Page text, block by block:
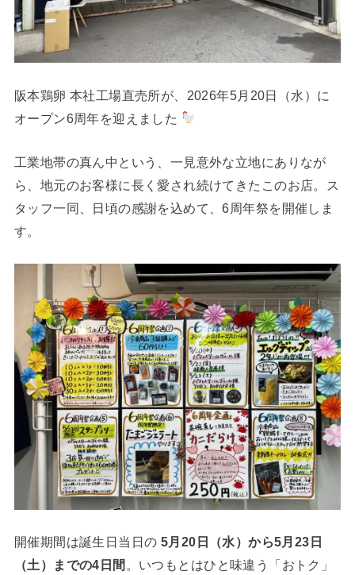
阪本鶏卵 本社工場直売所が、2026年5月20日（水）に
オープン6周年を迎えました
工業地帯の真ん中という、一見意外な立地にありなが
ら、地元のお客様に長く愛され続けてきたこのお店。ス
タッフ一同、日頃の感謝を込めて、6周年祭を開催しま
す。
開催期間は誕生日当日の 5月20日（水）から5月23日
（土）までの4日間 。いつもとはひと味違う「おトク」